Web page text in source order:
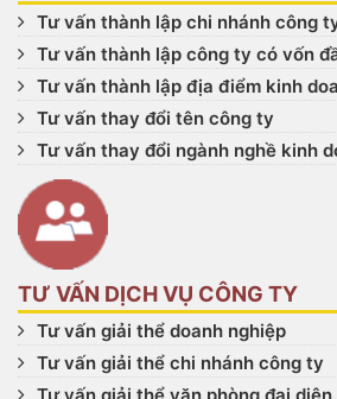
Tư vấn thành lập chi nhánh công
Tư vấn thành lập công ty có vốn
Tư vấn thành lập địa điểm kinh
Tư vấn thay đổi tên công ty
Tư vấn thay đổi ngành nghề kinh
TƯ VẤN DỊCH VỤ CÔNG TY
Tư vấn giải thể doanh nghiệp
Tư vấn giải thể chi nhánh công ty